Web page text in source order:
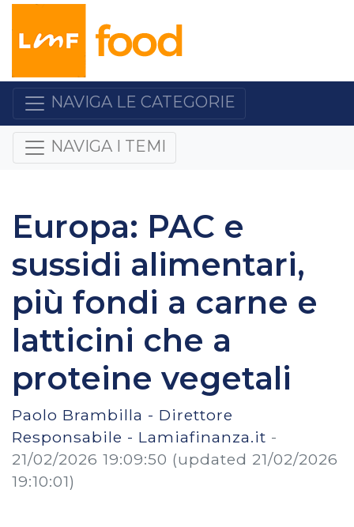
NAVIGA LE CATEGORIE
NAVIGA I TEMI
Europa: PAC e
sussidi alimentari,
più fondi a carne e
latticini che a
proteine vegetali
Paolo Brambilla - Direttore
Responsabile - Lamiafinanza.it -
21/02/2026 19:09:50 (updated 21/02/2026
19:10:01)